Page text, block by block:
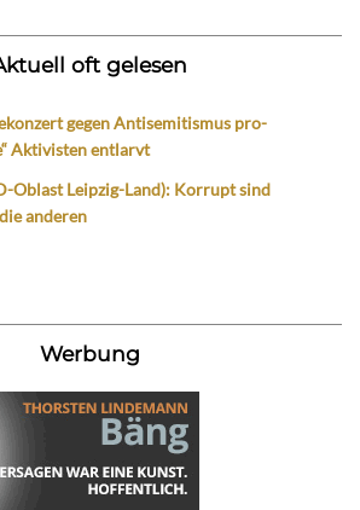
oft gelesen
gegen Antisemitismus pro-
Aktivisten entlarvt
Oblast Leipzig-Land): Korrupt sind
anderen
Werbung